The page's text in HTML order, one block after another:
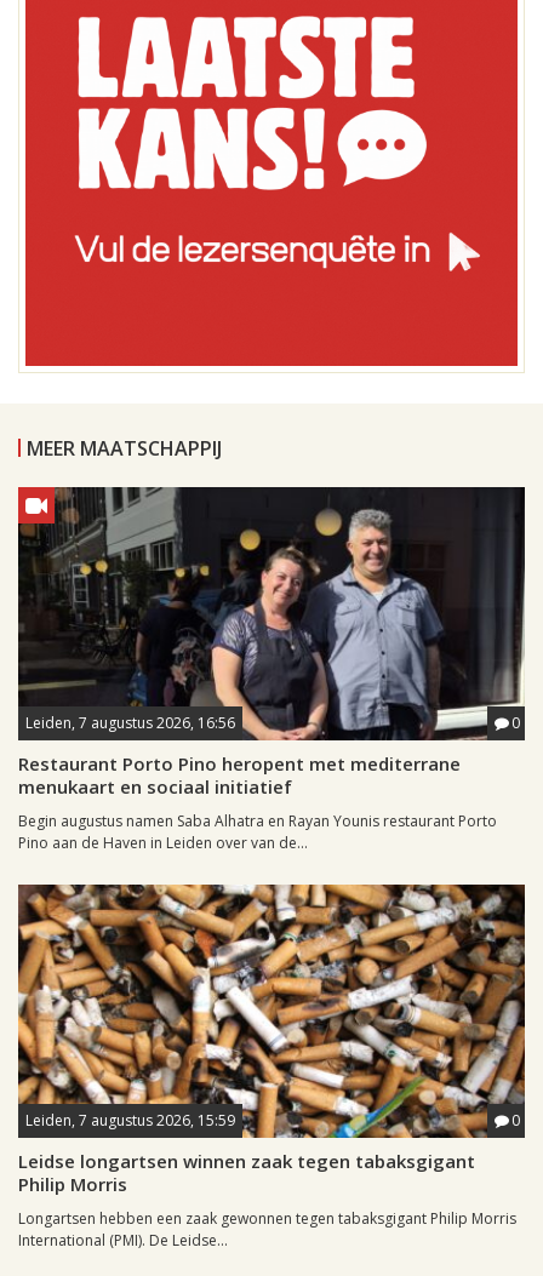
MEER MAATSCHAPPIJ
Leiden, 7 augustus 2026, 16:56 0
Restaurant Porto Pino heropent met mediterrane
menukaart en sociaal initiatief
Begin augustus namen Saba Alhatra en Rayan Younis restaurant Porto
Pino aan de Haven in Leiden over van de...
Leiden, 7 augustus 2026, 15:59 0
Leidse longartsen winnen zaak tegen tabaksgigant
Philip Morris
Longartsen hebben een zaak gewonnen tegen tabaksgigant Philip Morris
International (PMI). De Leidse...